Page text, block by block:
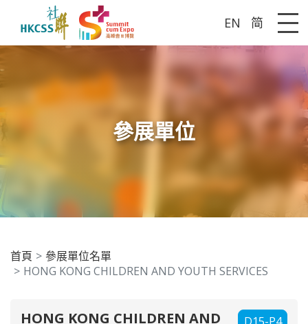
EN 简
參展單位
首頁
參展單位名單
HONG KONG CHILDREN AND YOUTH SERVICES
HONG KONG CHILDREN AND